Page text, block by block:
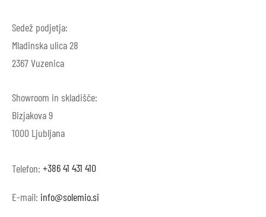
Sedež podjetja:
Mladinska ulica 28
2367 Vuzenica
Showroom in skladišče:
Bizjakova 9
1000 Ljubljana
Telefon: +386 41 431 410
E-mail: info@solemio.si